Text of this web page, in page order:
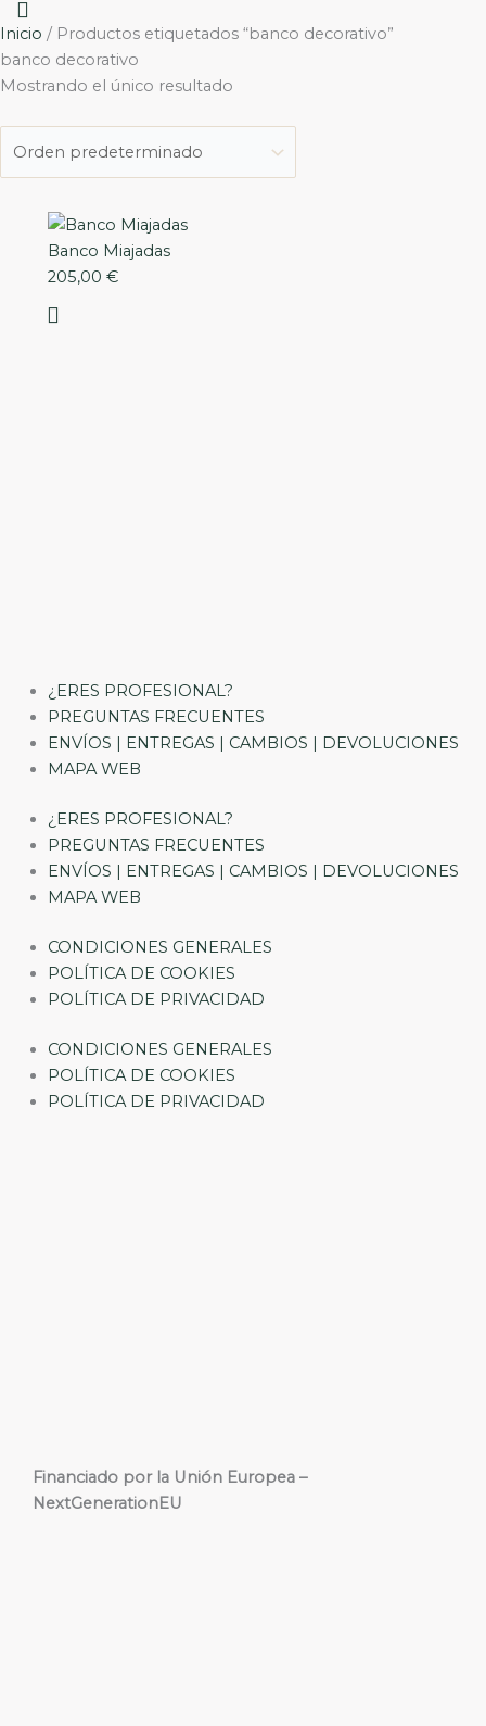
Inicio / Productos etiquetados “banco decorativo”
banco decorativo
Mostrando el único resultado
Banco Miajadas
205,00 €
¿ERES PROFESIONAL?
PREGUNTAS FRECUENTES
ENVÍOS | ENTREGAS | CAMBIOS | DEVOLUCIONES
MAPA WEB
¿ERES PROFESIONAL?
PREGUNTAS FRECUENTES
ENVÍOS | ENTREGAS | CAMBIOS | DEVOLUCIONES
MAPA WEB
CONDICIONES GENERALES
POLÍTICA DE COOKIES
POLÍTICA DE PRIVACIDAD
CONDICIONES GENERALES
POLÍTICA DE COOKIES
POLÍTICA DE PRIVACIDAD
Financiado por la Unión Europea –
NextGenerationEU